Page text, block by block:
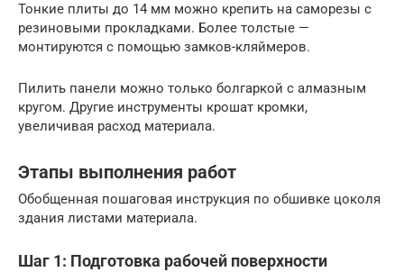
Тонкие плиты до 14 мм можно крепить на саморезы с
резиновыми прокладками. Более толстые —
монтируются с помощью замков-кляймеров.
Пилить панели можно только болгаркой с алмазным
кругом. Другие инструменты крошат кромки,
увеличивая расход материала.
Этапы выполнения работ
Обобщенная пошаговая инструкция по обшивке цоколя
здания листами материала.
Шаг 1: Подготовка рабочей поверхности